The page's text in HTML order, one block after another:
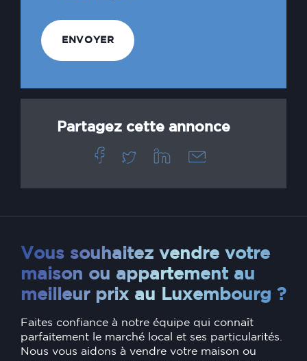
Partagez cette annonce
Vous souhaitez vendre votre
maison ou appartement au
meilleur prix au Luxembourg ?
Faites confiance à notre équipe qui connaît
parfaitement le marché local et ses particularités.
Nous vous aidons à vendre votre maison ou